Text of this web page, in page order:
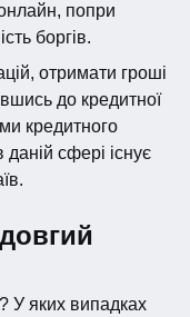
онлайн, попри
боргів.
отримати гроші
до кредитної
кредитного
сфері існує
У яких випадках